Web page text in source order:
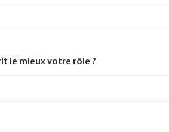
le mieux votre rôle ?